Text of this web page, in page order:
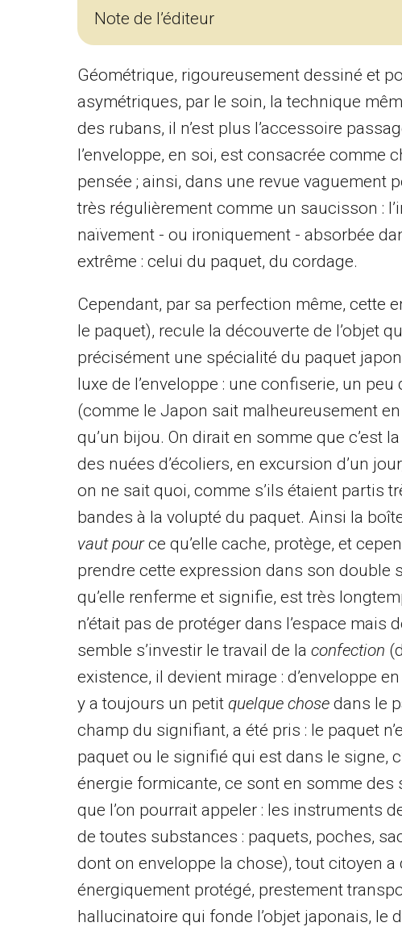
Note de l’éditeur
Géométrique, rigoureusement dessiné et
asymétriques, par le soin, la technique
des rubans, il n’est plus l’accessoire
l’enveloppe, en soi, est consacrée comme
pensée ; ainsi, dans une revue vaguement
très régulièrement comme un saucisson :
naïvement - ou ironiquement - absorbée
extrême : celui du paquet, du cordage.
Cependant, par sa perfection même, cette
le paquet), recule la découverte de l’objet
précisément une spécialité du paquet
luxe de l’enveloppe : une confiserie, un
(comme le Japon sait malheureusement
qu’un bijou. On dirait en somme que c’est
des nuées d’écoliers, en excursion d’un
on ne sait quoi, comme s’ils étaient partis
bandes à la volupté du paquet. Ainsi la
vaut pource qu’elle cache, protège, et
prendre cette expression dans son double
qu’elle renferme et signifie, est très
n’était pas de protéger dans l’espace mais
semble s’investir le travail de la confection
existence, il devient mirage : d’enveloppe
y a toujours un petit quelque chose dans le
champ du signifiant, a été pris : le paquet
paquet ou le signifié qui est dans le signe,
énergie formicante, ce sont en somme
que l’on pourrait appeler : les instruments
de toutes substances : paquets, poches,
dont on enveloppe la chose), tout citoyen
énergiquement protégé, prestement
hallucinatoire qui fonde l’objet japonais, le